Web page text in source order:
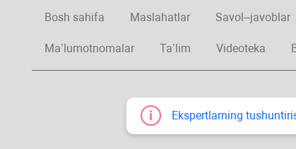
Bosh sahifa Maslahatlar Savol–javoblar
Ma’lumotnomalar Ta’lim Videoteka
Ekspertlarning